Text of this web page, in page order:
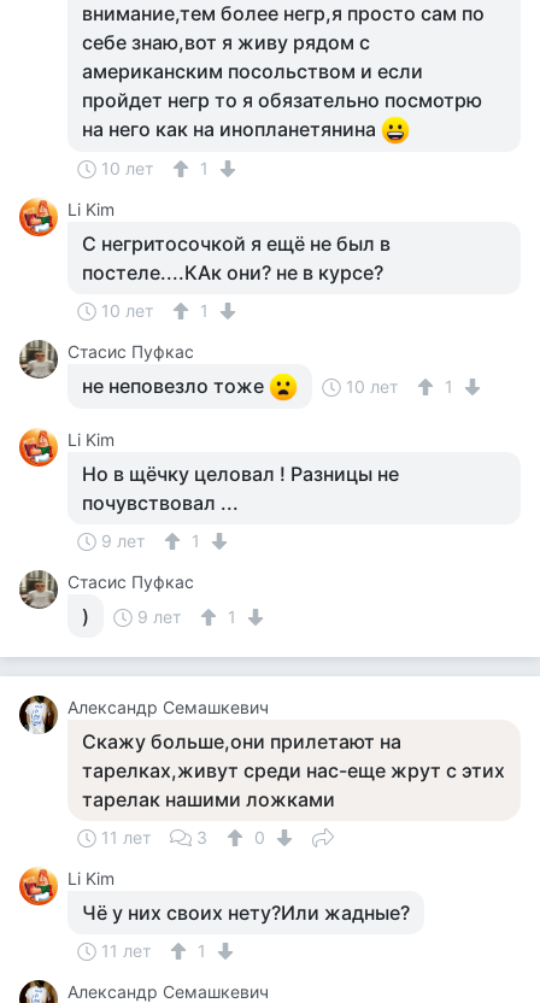
внимание,тем более негр,я просто сам по
себе знаю,вот я живу рядом с
американским посольством и если
пройдет негр то я обязательно посмотрю
на него как на инопланетянина
10 лет
1
Li Kim
С негритосочкой я ещё не был в
постеле....КАк они? не в курсе?
10 лет
1
Стасис Пуфкас
не неповезло тоже 10 лет 1
Li Kim
Но в щёчку целовал ! Разницы не
почувствовал ...
9 лет
1
Стасис Пуфкас
) 9 лет 1
Александр Семашкевич
Скажу больше,они прилетают на
тарелках,живут среди нас-еще жрут с этих
тарелак нашими ложками
11 лет 3
0
Li Kim
Чё у них своих нету?Или жадные?
11 лет
1
Александр Семашкевич